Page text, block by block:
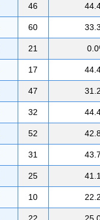
46
60
21
17
47
32
52
31
25
10